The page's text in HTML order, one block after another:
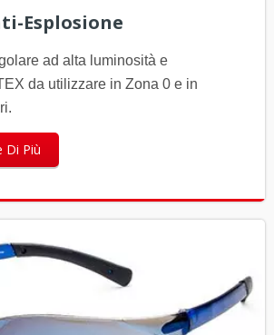
Esplosione
ad alta luminosità e
da utilizzare in Zona 0 e in
Di Più